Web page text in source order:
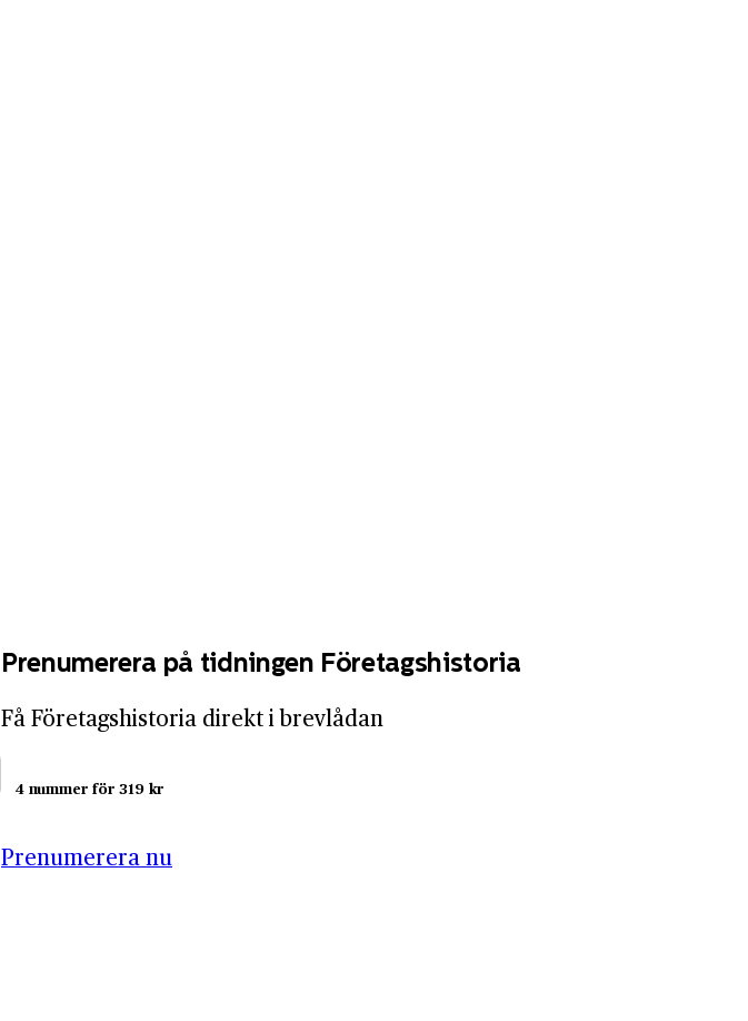
Prenumerera på tidningen Företagshistoria
Få Företagshistoria direkt i brevlådan
4 nummer för 319 kr
Prenumerera nu